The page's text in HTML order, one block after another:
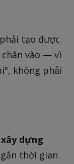
tạo được
vào — vì
không phải
xây dựng
thời gian